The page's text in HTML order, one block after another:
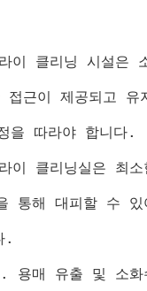
이 클리닝 시설은
근이 제공되고 유
을 따라야 합니다.
이 클리닝실은 최
통해 대피할 수 있
.
. 용매 유출 및 소화